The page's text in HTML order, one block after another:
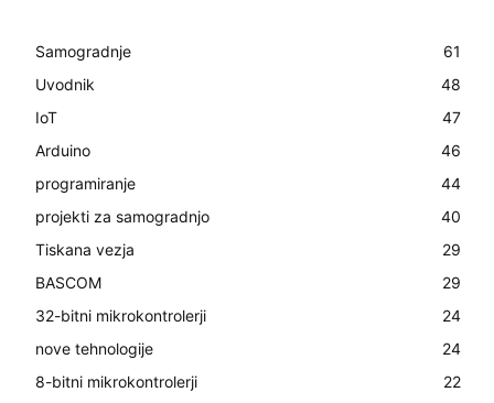
Samogradnje
61
Uvodnik
48
IoT
47
Arduino
46
programiranje
44
projekti za samogradnjo
40
Tiskana vezja
29
BASCOM
29
32-bitni mikrokontrolerji
24
nove tehnologije
24
8-bitni mikrokontrolerji
22